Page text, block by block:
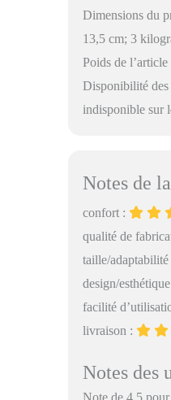
Dimensions du
13,5 cm; 3
Poids de
Disponibilité des
indisponible sur
Notes de
confort :
qualité de
taille/adaptabilité
design/
facilité
livraison :
Notes des